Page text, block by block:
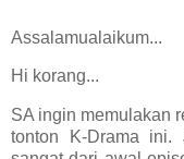
Assalamualaikum...
Hi korang...
SA ingin memulakan
tonton K-Drama ini.